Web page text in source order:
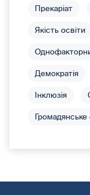
Прекаріат
Якість освіти
Демократія
Інклюзія
Громадянське